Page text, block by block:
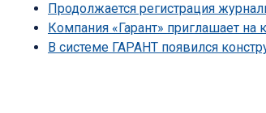
Продолжается регистрация
Компания «Гарант» приглашает
В системе ГАРАНТ появился